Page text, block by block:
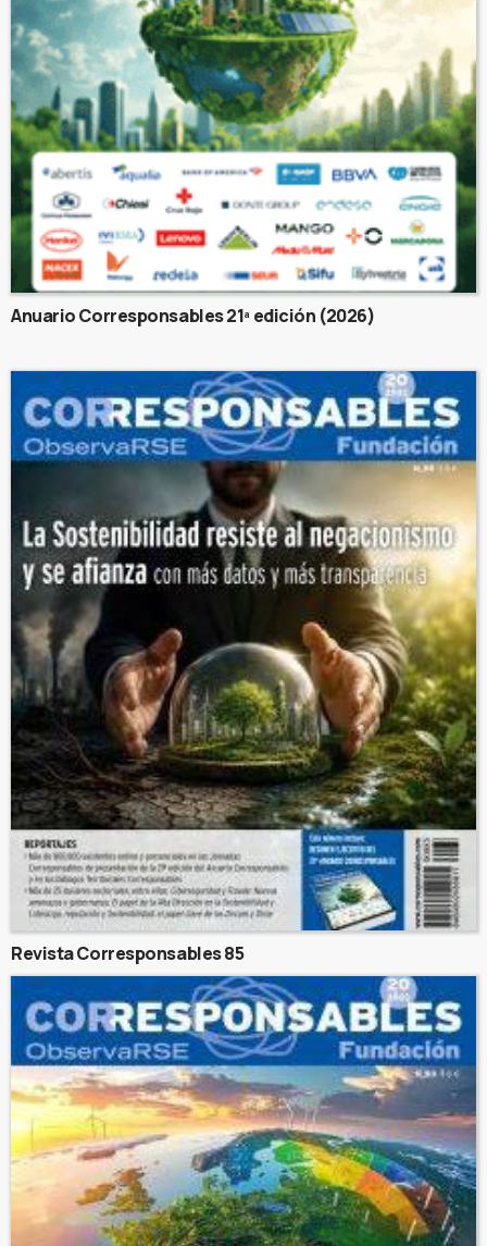
Anuario Corresponsables 21ª edición (2026)
Revista Corresponsables 85